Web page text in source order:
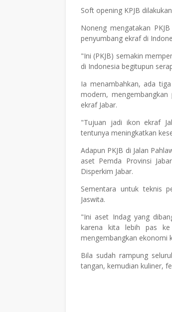
Soft opening KPJB
Noneng mengatakan
penyumbang ekraf di
"Ini (PKJB) semakin
di Indonesia begitupun
Ia menambahkan, ada
modern,
ekraf Jabar.
"Tujuan jadi ikon ekraf
tentunya meningkatkan
Adapun PKJB di Jalan
aset Pemda Provinsi
Disperkim Jabar.
Sementara untuk teknis
Jaswita.
"Ini aset Indag yang
karena kita lebih pas
mengembangkan ekonomi
Bila sudah rampung
tangan, kemudian kuliner,